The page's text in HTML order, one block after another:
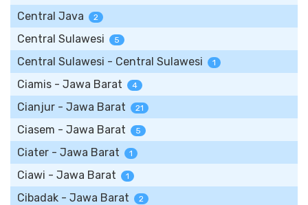
Central Java 2
Central Sulawesi 5
Central Sulawesi - Central Sulawesi 1
Ciamis - Jawa Barat 4
Cianjur - Jawa Barat 21
Ciasem - Jawa Barat 5
Ciater - Jawa Barat 1
Ciawi - Jawa Barat 1
Cibadak - Jawa Barat 2